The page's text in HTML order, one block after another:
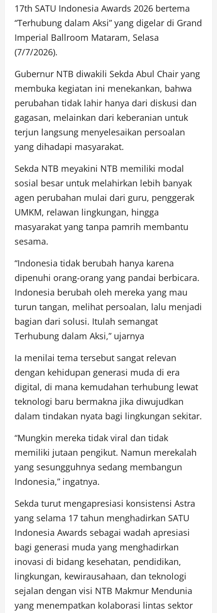
17th SATU Indonesia Awards 2026 bertema
“Terhubung dalam Aksi” yang digelar di Grand
Imperial Ballroom Mataram, Selasa
(7/7/2026).
Gubernur NTB diwakili Sekda Abul Chair yang
membuka kegiatan ini menekankan, bahwa
perubahan tidak lahir hanya dari diskusi dan
gagasan, melainkan dari keberanian untuk
terjun langsung menyelesaikan persoalan
yang dihadapi masyarakat.
Sekda NTB meyakini NTB memiliki modal
sosial besar untuk melahirkan lebih banyak
agen perubahan mulai dari guru, penggerak
UMKM, relawan lingkungan, hingga
masyarakat yang tanpa pamrih membantu
sesama.
“Indonesia tidak berubah hanya karena
dipenuhi orang-orang yang pandai berbicara.
Indonesia berubah oleh mereka yang mau
turun tangan, melihat persoalan, lalu menjadi
bagian dari solusi. Itulah semangat
Terhubung dalam Aksi,” ujarnya
Ia menilai tema tersebut sangat relevan
dengan kehidupan generasi muda di era
digital, di mana kemudahan terhubung lewat
teknologi baru bermakna jika diwujudkan
dalam tindakan nyata bagi lingkungan sekitar.
“Mungkin mereka tidak viral dan tidak
memiliki jutaan pengikut. Namun merekalah
yang sesungguhnya sedang membangun
Indonesia,” ingatnya.
Sekda turut mengapresiasi konsistensi Astra
yang selama 17 tahun menghadirkan SATU
Indonesia Awards sebagai wadah apresiasi
bagi generasi muda yang menghadirkan
inovasi di bidang kesehatan, pendidikan,
lingkungan, kewirausahaan, dan teknologi
sejalan dengan visi NTB Makmur Mendunia
yang menempatkan kolaborasi lintas sektor